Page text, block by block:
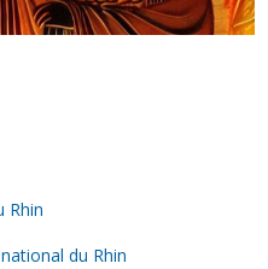
Rhin
du Rhin